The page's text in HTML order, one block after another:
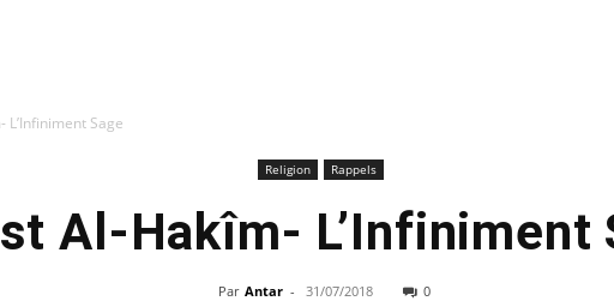
L’Infiniment Sage
Religion Rappels
Al-Hakîm- L’Infiniment
Par Antar - 31/07/2018 0